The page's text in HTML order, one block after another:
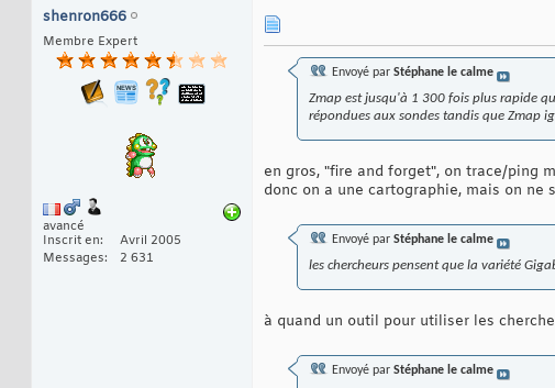
shenron666
Membre Expert
avancé
Inscrit en
Avril 2005
Messages
2 631
Envoyé par Stéphane le calme
Zmap est jusqu'à 1 300 fois plus rapide
répondues aux sondes tandis que Zmap
en gros, "fire and forget", on trace/ping
donc on a une cartographie, mais on
Envoyé par Stéphane le calme
les chercheurs pensent que la variété
à quand un outil pour utiliser les
Envoyé par Stéphane le calme